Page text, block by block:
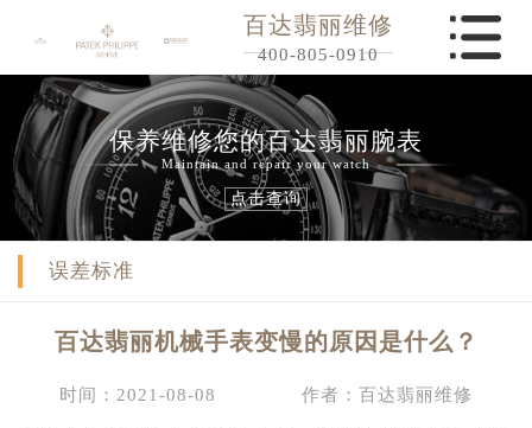
百达翡丽维修
400-805-0910
保养维修您的百达翡丽腕表
Maintain and repair your watch
点击查询
误差标准
百达翡丽机械手表变慢的原因是什么？
时间：2021-08-08 作者：百达翡丽维修